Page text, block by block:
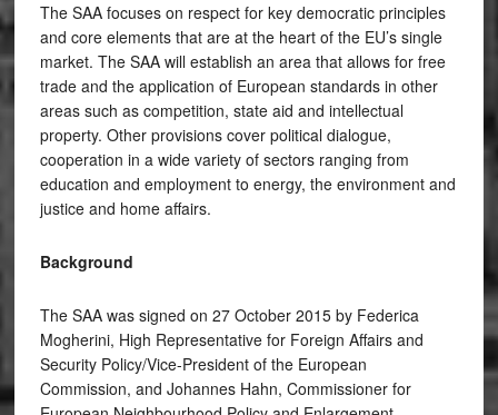
The SAA focuses on respect for key democratic principles
and core elements that are at the heart of the EU’s single
market. The SAA will establish an area that allows for free
trade and the application of European standards in other
areas such as competition, state aid and intellectual
property. Other provisions cover political dialogue,
cooperation in a wide variety of sectors ranging from
education and employment to energy, the environment and
justice and home affairs.
Background
The SAA was signed on 27 October 2015 by Federica
Mogherini, High Representative for Foreign Affairs and
Security Policy/Vice-President of the European
Commission, and Johannes Hahn, Commissioner for